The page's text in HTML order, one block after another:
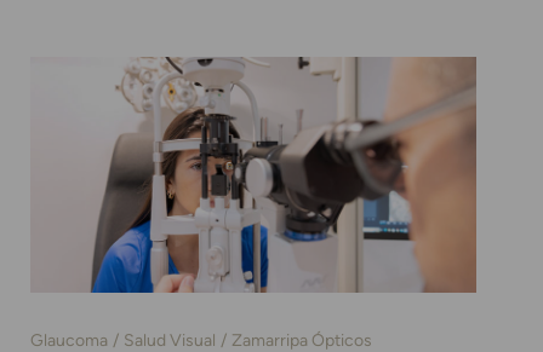
Glaucoma Salud Visual Zamarripa Ópticos